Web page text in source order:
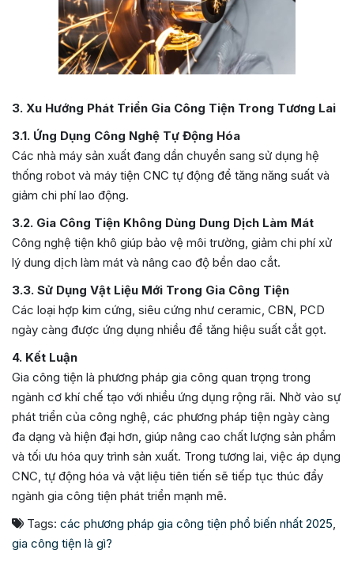
3. Xu Hướng Phát Triển Gia Công Tiện Trong Tương Lai
3.1. Ứng Dụng Công Nghệ Tự Động Hóa
Các nhà máy sản xuất đang dần chuyển sang sử dụng hệ
thống robot và máy tiện CNC tự động để tăng năng suất và
giảm chi phí lao động.
3.2. Gia Công Tiện Không Dùng Dung Dịch Làm Mát
Công nghệ tiện khô giúp bảo vệ môi trường, giảm chi phí xử
lý dung dịch làm mát và nâng cao độ bền dao cắt.
3.3. Sử Dụng Vật Liệu Mới Trong Gia Công Tiện
Các loại hợp kim cứng, siêu cứng như ceramic, CBN, PCD
ngày càng được ứng dụng nhiều để tăng hiệu suất cắt gọt.
4. Kết Luận
Gia công tiện là phương pháp gia công quan trọng trong
ngành cơ khí chế tạo với nhiều ứng dụng rộng rãi. Nhờ vào sự
phát triển của công nghệ, các phương pháp tiện ngày càng
đa dạng và hiện đại hơn, giúp nâng cao chất lượng sản phẩm
và tối ưu hóa quy trình sản xuất. Trong tương lai, việc áp dụng
CNC, tự động hóa và vật liệu tiên tiến sẽ tiếp tục thúc đẩy
ngành gia công tiện phát triển mạnh mẽ.
Tags: các phương pháp gia công tiện phổ biến nhất 2025,
gia công tiện là gì?